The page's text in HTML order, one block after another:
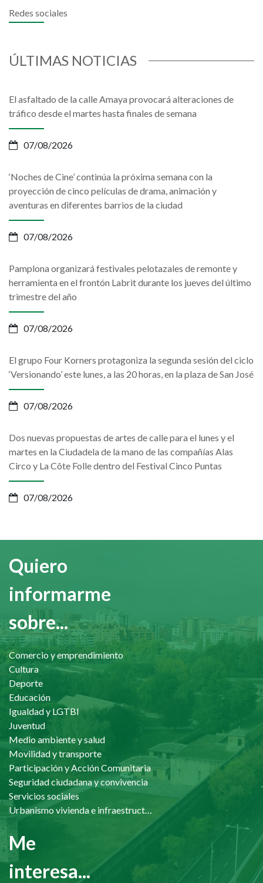
Redes sociales
ÚLTIMAS NOTICIAS
El asfaltado de la calle Amaya provocará alteraciones de
tráfico desde el martes hasta finales de semana
07/08/2026
‘Noches de Cine’ continúa la próxima semana con la
proyección de cinco películas de drama, animación y
aventuras en diferentes barrios de la ciudad
07/08/2026
Pamplona organizará festivales pelotazales de remonte y
herramienta en el frontón Labrit durante los jueves del último
trimestre del año
07/08/2026
El grupo Four Korners protagoniza la segunda sesión del ciclo
‘Versionando’ este lunes, a las 20 horas, en la plaza de San José
07/08/2026
Dos nuevas propuestas de artes de calle para el lunes y el
martes en la Ciudadela de la mano de las compañías Alas
Circo y La Côte Folle dentro del Festival Cinco Puntas
07/08/2026
Quiero
informarme
sobre...
Comercio y emprendimiento
Cultura
Deporte
Educación
Igualdad y LGTBI
Juventud
Medio ambiente y salud
Movilidad y transporte
Participación y Acción Comunitaria
Seguridad ciudadana y convivencia
Servicios sociales
Urbanismo vivienda e infraestructuras
Me
interesa...